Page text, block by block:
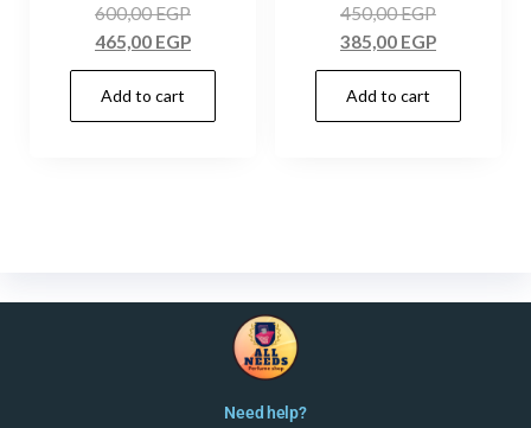
600,00EGP
465,00 EGP
Add to cart
450,00EGP
385,00 EGP
Add to cart
Need help?